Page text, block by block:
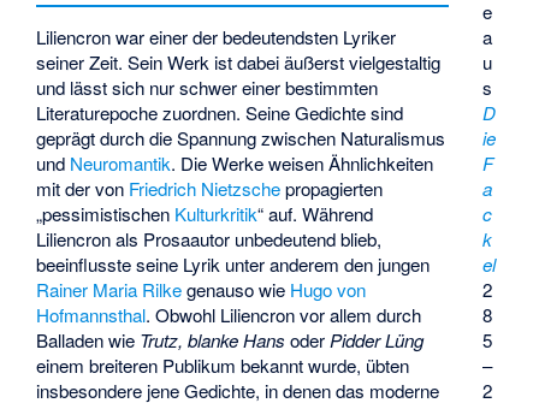
e
a
u
s
D
ie
F
a
c
k
el
2
8
5
–
2
Liliencron war einer der bedeutendsten Lyriker
seiner Zeit. Sein Werk ist dabei äußerst vielgestaltig
und lässt sich nur schwer einer bestimmten
Literaturepoche zuordnen. Seine Gedichte sind
geprägt durch die Spannung zwischen Naturalismus
und Neuromantik. Die Werke weisen Ähnlichkeiten
mit der von Friedrich Nietzschepropagierten
„pessimistischen Kulturkritik“ auf. Während
Liliencron als Prosaautor unbedeutend blieb,
beeinflusste seine Lyrik unter anderem den jungen
Rainer Maria Rilkegenauso wie Hugo von
Hofmannsthal. Obwohl Liliencron vor allem durch
Balladen wie Trutz, blanke Hans oder Pidder Lüng
einem breiteren Publikum bekannt wurde, übten
insbesondere jene Gedichte, in denen das moderne